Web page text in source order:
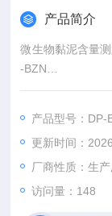
产品简介
微生物黏泥含量
-BZN
概述
果，降低水质稳
产品型号：DP-
更新时间：
厂商性质：生
访问量：148